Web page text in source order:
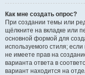
Как мне создать опрос?
При создании темы или
щёлкните на вкладке или
основной формой для
используемого стиля;
не имеете прав на
варианта ответа в
вариант находится на